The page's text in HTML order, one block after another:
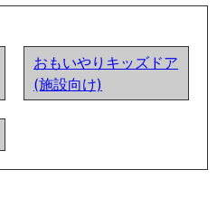
おもいやりキッズドア
(施設向け)